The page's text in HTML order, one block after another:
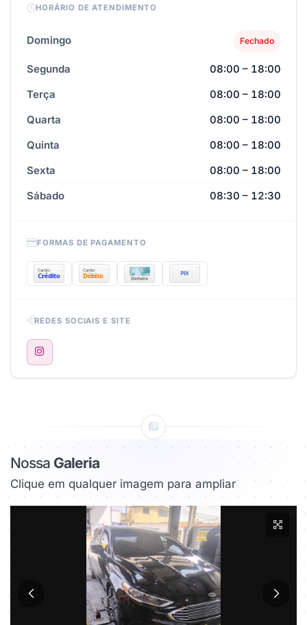
HORÁRIO DE ATENDIMENTO
Domingo Fechado
Segunda
08:00 – 18:00
Terça
08:00 – 18:00
Quarta
08:00 – 18:00
Quinta
08:00 – 18:00
Sexta
08:00 – 18:00
Sábado
08:30 – 12:30
FORMAS DE PAGAMENTO
REDES SOCIAIS E SITE
Nossa Galeria
Clique em qualquer imagem para ampliar